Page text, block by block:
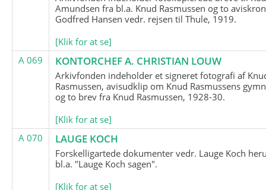
Amundsen fra bl.a. Knud Rasmussen og to
Godfred Hansen vedr. rejsen til Thule, 1919.
[Klik for at se]
A 069
KONTORCHEF A. CHRISTIAN LOUW
Arkivfonden indeholder et signeret fotografi af
Rasmussen, avisudklip om Knud Rasmussens
og to brev fra Knud Rasmussen, 1928-30.
[Klik for at se]
A 070
LAUGE KOCH
Forskelligartede dokumenter vedr. Lauge Koch
bl.a. "Lauge Koch sagen".
[Klik for at se]